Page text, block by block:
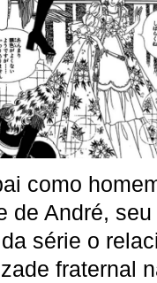
como
de André,
série o
fraternal